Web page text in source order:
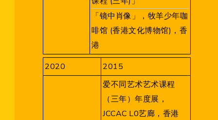
「镜中肖像」，牧羊少年咖
啡馆 (香港文化博物馆)，香
港
2020
2015
爱不同艺术艺术课程
（三年）年度展，
JCCAC L0艺廊，香港